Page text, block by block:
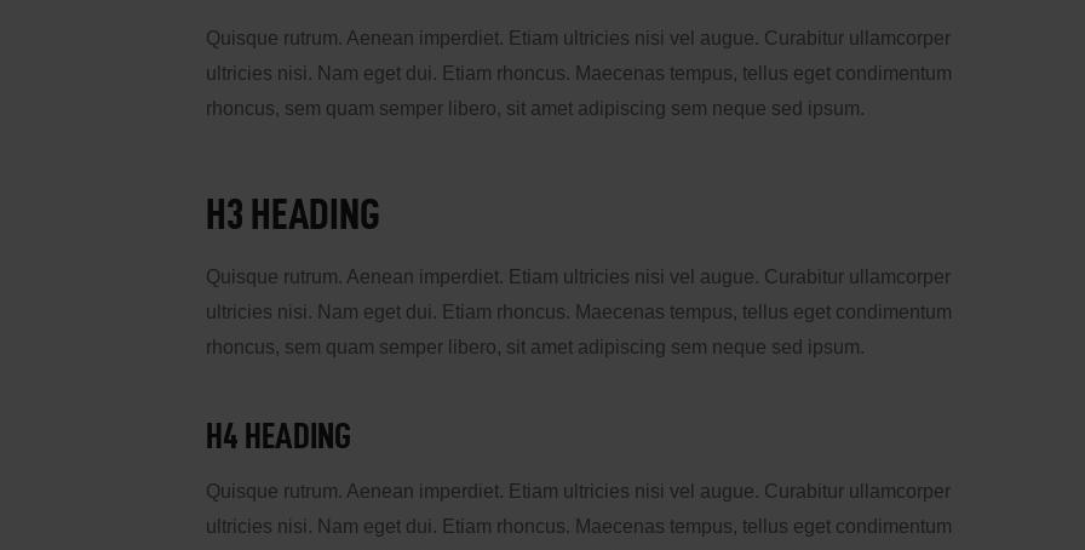
Quisque rutrum. Aenean imperdiet. Etiam ultricies nisi vel augue. Curabitur ullamcorper
ultricies nisi. Nam eget dui. Etiam rhoncus. Maecenas tempus, tellus eget condimentum
rhoncus, sem quam semper libero, sit amet adipiscing sem neque sed ipsum.
H3 HEADING
Quisque rutrum. Aenean imperdiet. Etiam ultricies nisi vel augue. Curabitur ullamcorper
ultricies nisi. Nam eget dui. Etiam rhoncus. Maecenas tempus, tellus eget condimentum
rhoncus, sem quam semper libero, sit amet adipiscing sem neque sed ipsum.
H4 HEADING
Quisque rutrum. Aenean imperdiet. Etiam ultricies nisi vel augue. Curabitur ullamcorper
ultricies nisi. Nam eget dui. Etiam rhoncus. Maecenas tempus, tellus eget condimentum